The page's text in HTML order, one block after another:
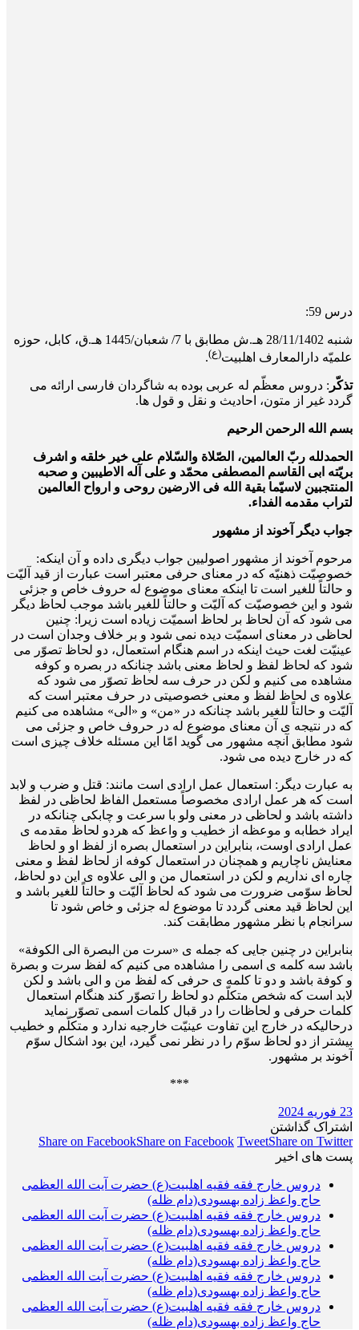
درس 59:
شنبه 28/11/1402 هـ.ش مطابق با 7/ شعبان/1445 هـ.ق، کابل، حوزه
علمیّه دارالمعارف اهلبیت(ع).
تذکّر : دروس معظّم له عربی بوده به شاگردان فارسی ارائه می
گردد غیر از متون، احادیث و نقل و قول ها.
بسم الله الرحمن الرحیم
الحمدلله ربّ العالمین، الصّلاة والسّلام علی خیر خلقه و اشرف
بریّته ابی القاسم المصطفی محمّد و علی آله الاطیبین و صحبه
المنتجبین لاسیّما بقیة الله فی الارضین روحی و ارواح العالمین
لتراب مقدمه الفداء.
جواب دیگر آخوند از مشهور
مرحوم آخوند از مشهور اصولیین جواب دیگری داده و آن اینکه:
خصوصیّت ذهنیّه که در معنای حرفی معتبر است عبارت از قید آلیّت
و حالتاً للغیر است تا اینکه معنای موضوع له حروف خاص و جزئی
شود و این خصوصیّت که آلیّت و حالتاً للغیر باشد موجب لحاظ دیگر
می شود که آن لحاظ بر لحاظ اسمیّت زیاده است زیرا: چنین
لحاظی در معنای اسمیّت دیده نمی شود و بر خلاف وجدان است در
عینیّت لغت حیث اینکه در اسم هنگام استعمال، دو لحاظ تصوّر می
شود که لحاظ لفظ و لحاظ معنی باشد چنانکه در بصره و کوفه
مشاهده می کنیم و لکن در حرف سه لحاظ تصوّر می شود که
علاوه ی لحاظ لفظ و معنی خصوصیتی در حرف معتبر است که
آلیّت و حالتاً للغیر باشد چنانکه در «من» و «الی» مشاهده می کنیم
که در نتیجه ی آن معنای موضوع له در حروف خاص و جزئی می
شود مطابق آنچه مشهور می گوید امّا این مسئله خلاف چیزی است
که در خارج دیده می شود.
به عبارت دیگر: استعمال عمل ارادی است مانند: قتل و ضرب و لابد
است که هر عمل ارادی مخصوصاً مستعمل الفاظ لحاظی در لفظ
داشته باشد و لحاظی در معنی ولو با سرعت و چابکی چنانکه در
ایراد خطابه و موعظه از خطیب و واعظ که هردو لحاظ مقدمه ی
عمل ارادی اوست، بنابراین در استعمال بصره از لفظ او و لحاظ
معنایش ناچاریم و همچنان در استعمال کوفه از لحاظ لفظ و معنی
چاره ای نداریم و لکن در استعمال من و الی علاوه ی این دو لحاظ،
لحاظ سوّمی ضرورت می شود که لحاظ آلیّت و حالتاً للغیر باشد و
این لحاظ قید معنی گردد تا موضوع له جزئی و خاص شود تا
سرانجام با نظر مشهور مطابقت کند.
بنابراین در چنین جایی که جمله ی «سرت من البصرة الی الکوفة»
باشد سه کلمه ی اسمی را مشاهده می کنیم که لفظ سرت و بصرة
و کوفة باشد و دو تا کلمه ی حرفی که لفظ من و الی باشد و لکن
لابد است که شخص متکلّم دو لحاظ را تصوّر کند هنگام استعمال
کلمات حرفی و لحاظات را در قبال کلمات اسمی تصوّر نماید
درحالی­که در خارج این تفاوت عینیّت خارجیه ندارد و متکلّم و خطیب
بیشتر از دو لحاظ سوّم را در نظر نمی گیرد، این بود اشکال سوّم
آخوند بر مشهور.
***
23 فوریه 2024
اشتراک گذاشتن
Share on FacebookShare on Facebook TweetShare on Twitter
پست های اخیر
دروس خارج فقه فقیه اهلبیت(ع) حضرت آیت الله العظمی
حاج واعظ زاده بهسودی(دام ظله)
دروس خارج فقه فقیه اهلبیت(ع) حضرت آیت الله العظمی
حاج واعظ زاده بهسودی(دام ظله)
دروس خارج فقه فقیه اهلبیت(ع) حضرت آیت الله العظمی
حاج واعظ زاده بهسودی(دام ظله)
دروس خارج فقه فقیه اهلبیت(ع) حضرت آیت الله العظمی
حاج واعظ زاده بهسودی(دام ظله)
دروس خارج فقه فقیه اهلبیت(ع) حضرت آیت الله العظمی
حاج واعظ زاده بهسودی(دام ظله)